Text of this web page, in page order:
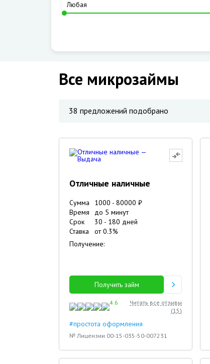
Все микрозаймы
38 предложений подобрано
Отличные наличные
Сумма 1000 - 80000 ₽
Время
до 5 минут
Срок
30 - 180 дней
Ставка
от0.3%
Получение:
Получить займ
4.6
Читать все отзывы
(15)
#простота оформления
№ Лицензии 00-15-035-50-007231